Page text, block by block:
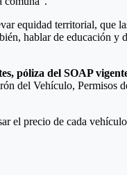
equidad territorial, que
hablar de educación y
póliza del SOAP
del Vehículo, Permisos
el precio de cada